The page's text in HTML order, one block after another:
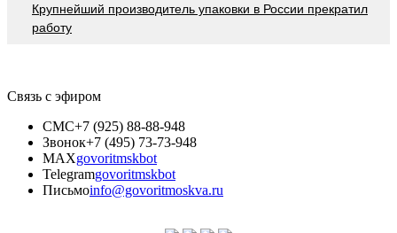
Крупнейший производитель упаковки в России прекратил
работу
Связь с эфиром
СМС+7 (925) 88-88-948
Звонок+7 (495) 73-73-948
MAXgovoritmskbot
Telegramgovoritmskbot
Письмоinfo@govoritmoskva.ru